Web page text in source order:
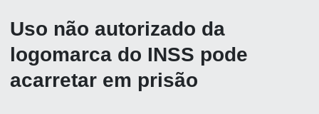
Uso não autorizado da
logomarca do INSS pode
acarretar em prisão